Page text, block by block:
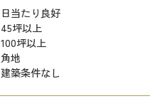
日当たり良好
45坪以上
100坪以上
角地
建築条件なし